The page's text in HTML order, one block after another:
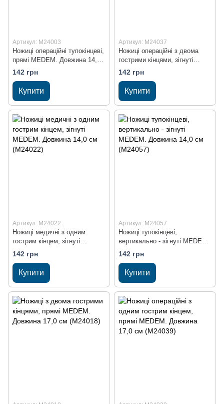
Артикул: M24003
Ножиці операційні тупокінцеві,
прямі MEDEM. Довжина 14,0
см (M24003)
142 грн
Купити
Артикул: M24037
Ножиці операційні з двома
гострими кінцями, зігнуті
MEDEM. Довжина 14,0 см
(M24037)
142 грн
Купити
Артикул: M24022
Ножиці медичні з одним
гострим кінцем, зігнуті
MEDEM. Довжина 14,0 см
(M24022)
142 грн
Купити
Артикул: M24057
Ножиці тупокінцеві,
вертикально - зігнуті MEDEM.
Довжина 14,0 см (M24057)
142 грн
Купити